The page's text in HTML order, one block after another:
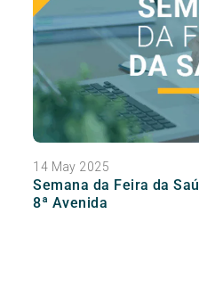
14 May 2025
Semana da Feira da
8ª Avenida